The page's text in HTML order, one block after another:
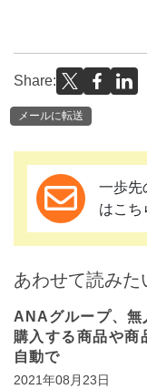
Share:
メールに転送
一歩先
はこち
あわせて読みた
ANAグループ、無
購入する商品や商
自動で
2021年08月23日